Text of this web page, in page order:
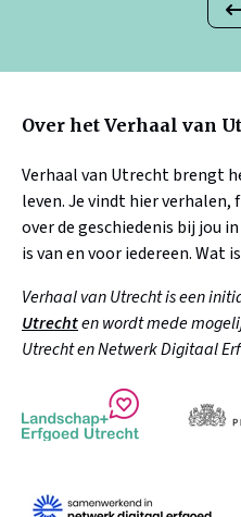
Over het Verhaal van
Verhaal van Utrecht brengt
leven. Je vindt hier
over de geschiedenis bij jou
is van en voor iedereen. Wat
Verhaal van Utrecht is een
Utrechten wordt mede
Utrecht en Netwerk Digitaal